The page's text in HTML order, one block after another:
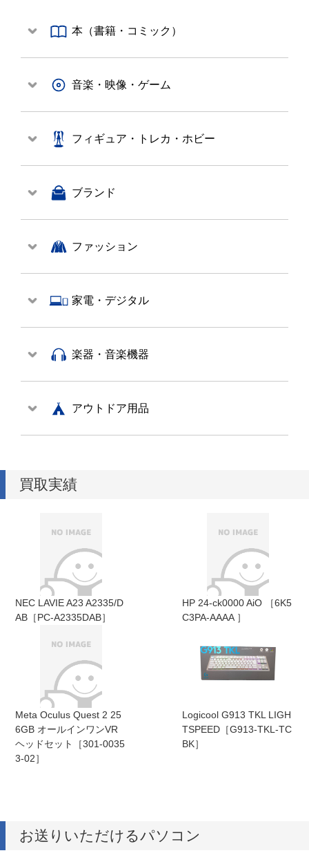
本（書籍・コミック）
音楽・映像・ゲーム
フィギュア・トレカ・ホビー
ブランド
ファッション
家電・デジタル
楽器・音楽機器
アウトドア用品
買取実績
NEC LAVIE A23 A2335/D
AB［PC-A2335DAB］
HP 24-ck0000 AiO ［6K5
C3PA-AAAA ］
Meta Oculus Quest 2 25
6GB オールインワンVR
ヘッドセット［301-0035
3-02］
Logicool G913 TKL LIGH
TSPEED［G913-TKL-TC
BK］
お送りいただけるパソコン